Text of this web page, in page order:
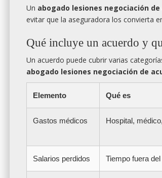
Un abogado lesiones negociación de
evitar que la aseguradora los convierta
Qué incluye un acuerdo y
Un acuerdo puede cubrir varias
abogado lesiones negociación de
Elemento Qué es
Gastos médicos Hospital,
Salarios perdidos Tiempo fuera